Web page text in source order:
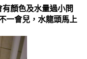
顏色及水量過小問
一會兒，水龍頭馬上